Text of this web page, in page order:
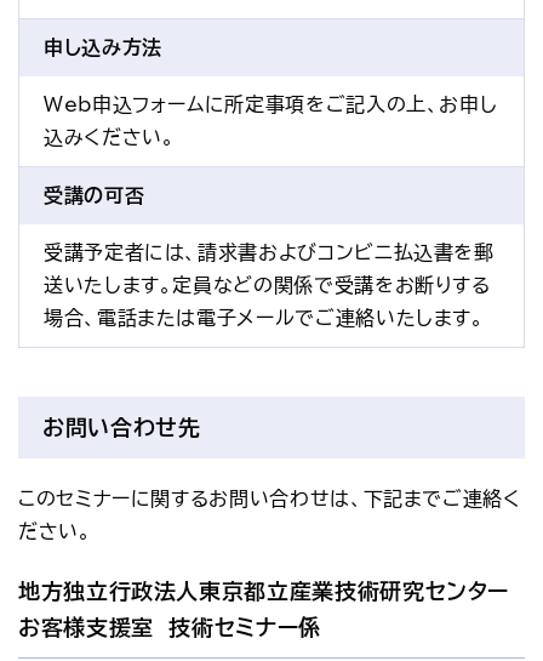
申し込み方法
Web申込フォームに所定事項をご記入の上、お申し
込みください。
受講の可否
受講予定者には、請求書およびコンビニ払込書を郵
送いたします。定員などの関係で受講をお断りする
場合、電話または電子メールでご連絡いたします。
お問い合わせ先
このセミナーに関するお問い合わせは、下記までご連絡く
ださい。
地方独立行政法人東京都立産業技術研究センター
お客様支援室　技術セミナー係